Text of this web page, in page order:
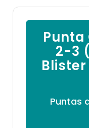
Punta
2-3
Blister
Puntas